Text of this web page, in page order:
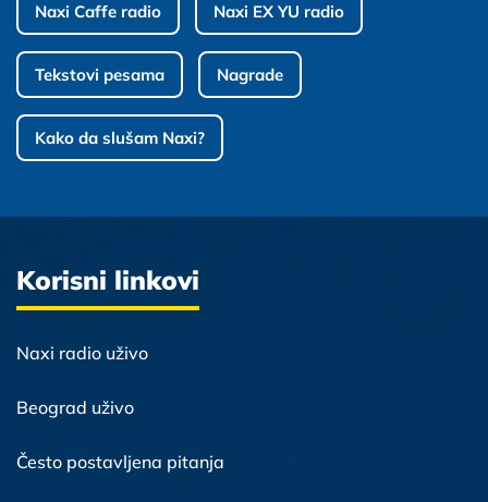
Naxi Caffe radio Naxi EX YU radio
Tekstovi pesama Nagrade
Kako da slušam Naxi?
Korisni linkovi
Naxi radio uživo
Beograd uživo
Često postavljena pitanja